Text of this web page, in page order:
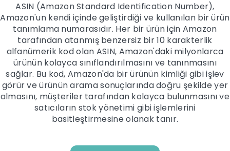
ASIN (Amazon Standard Identification Number),
Amazon'un kendi içinde geliştirdiği ve kullanılan bir ürün
tanımlama numarasıdır. Her bir ürün için Amazon
tarafından atanmış benzersiz bir 10 karakterlik
alfanümerik kod olan ASIN, Amazon'daki milyonlarca
ürünün kolayca sınıflandırılmasını ve tanınmasını
sağlar. Bu kod, Amazon'da bir ürünün kimliği gibi işlev
görür ve ürünün arama sonuçlarında doğru şekilde yer
almasını, müşteriler tarafından kolayca bulunmasını ve
satıcıların stok yönetimi gibi işlemlerini
basitleştirmesine olanak tanır.